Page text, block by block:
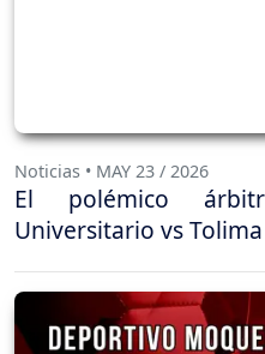
Noticias • MAY 23 / 2026
El polémico
Universitario vs Tolima